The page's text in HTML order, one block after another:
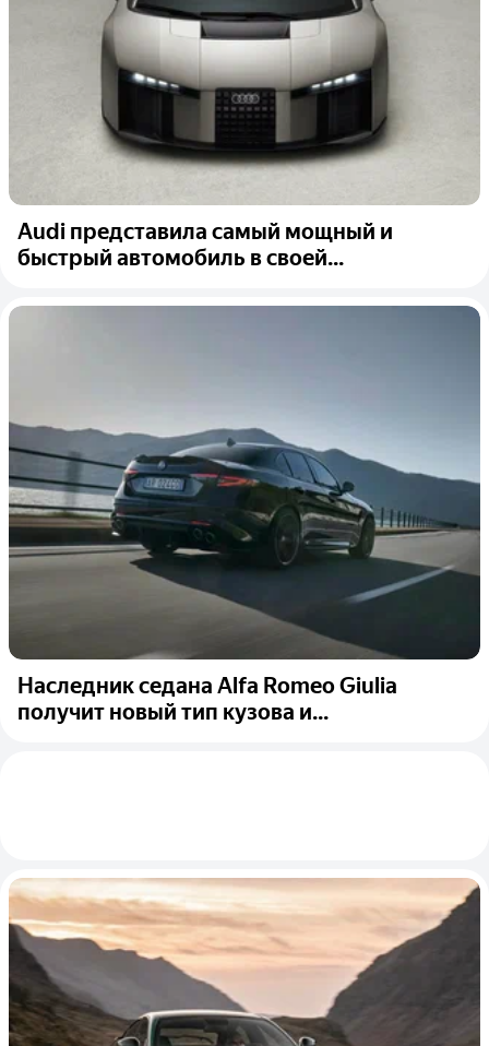
Audi представила самый мощный и
быстрый автомобиль в своей...
Наследник седана Alfa Romeo Giulia
получит новый тип кузова и...